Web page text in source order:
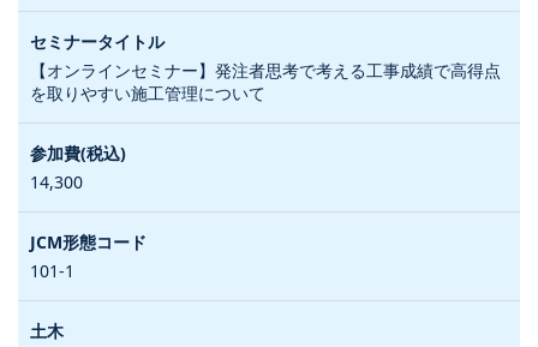
【オンラインセミナー】発注者思考で考える工事成績で高得点
を取りやすい施工管理について
14,300
101-1